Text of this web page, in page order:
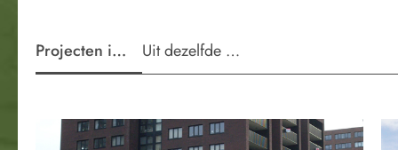
Projecten in de wijkUit dezelfde periode